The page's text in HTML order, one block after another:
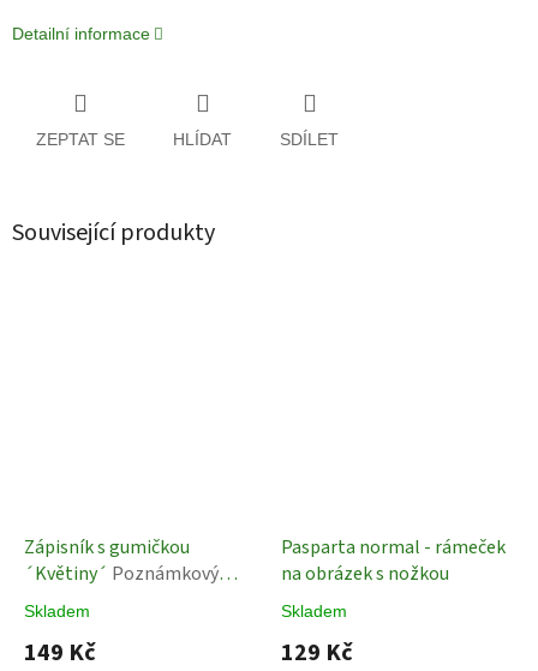
Detailní informace
ZEPTAT SE HLÍDAT SDÍLET
Související produkty
Zápisník s gumičkou
´Květiny´ Poznámkový
blok ´Květiny´
Skladem
149 Kč
Pasparta normal - rámeček
na obrázek s nožkou
Skladem
129 Kč